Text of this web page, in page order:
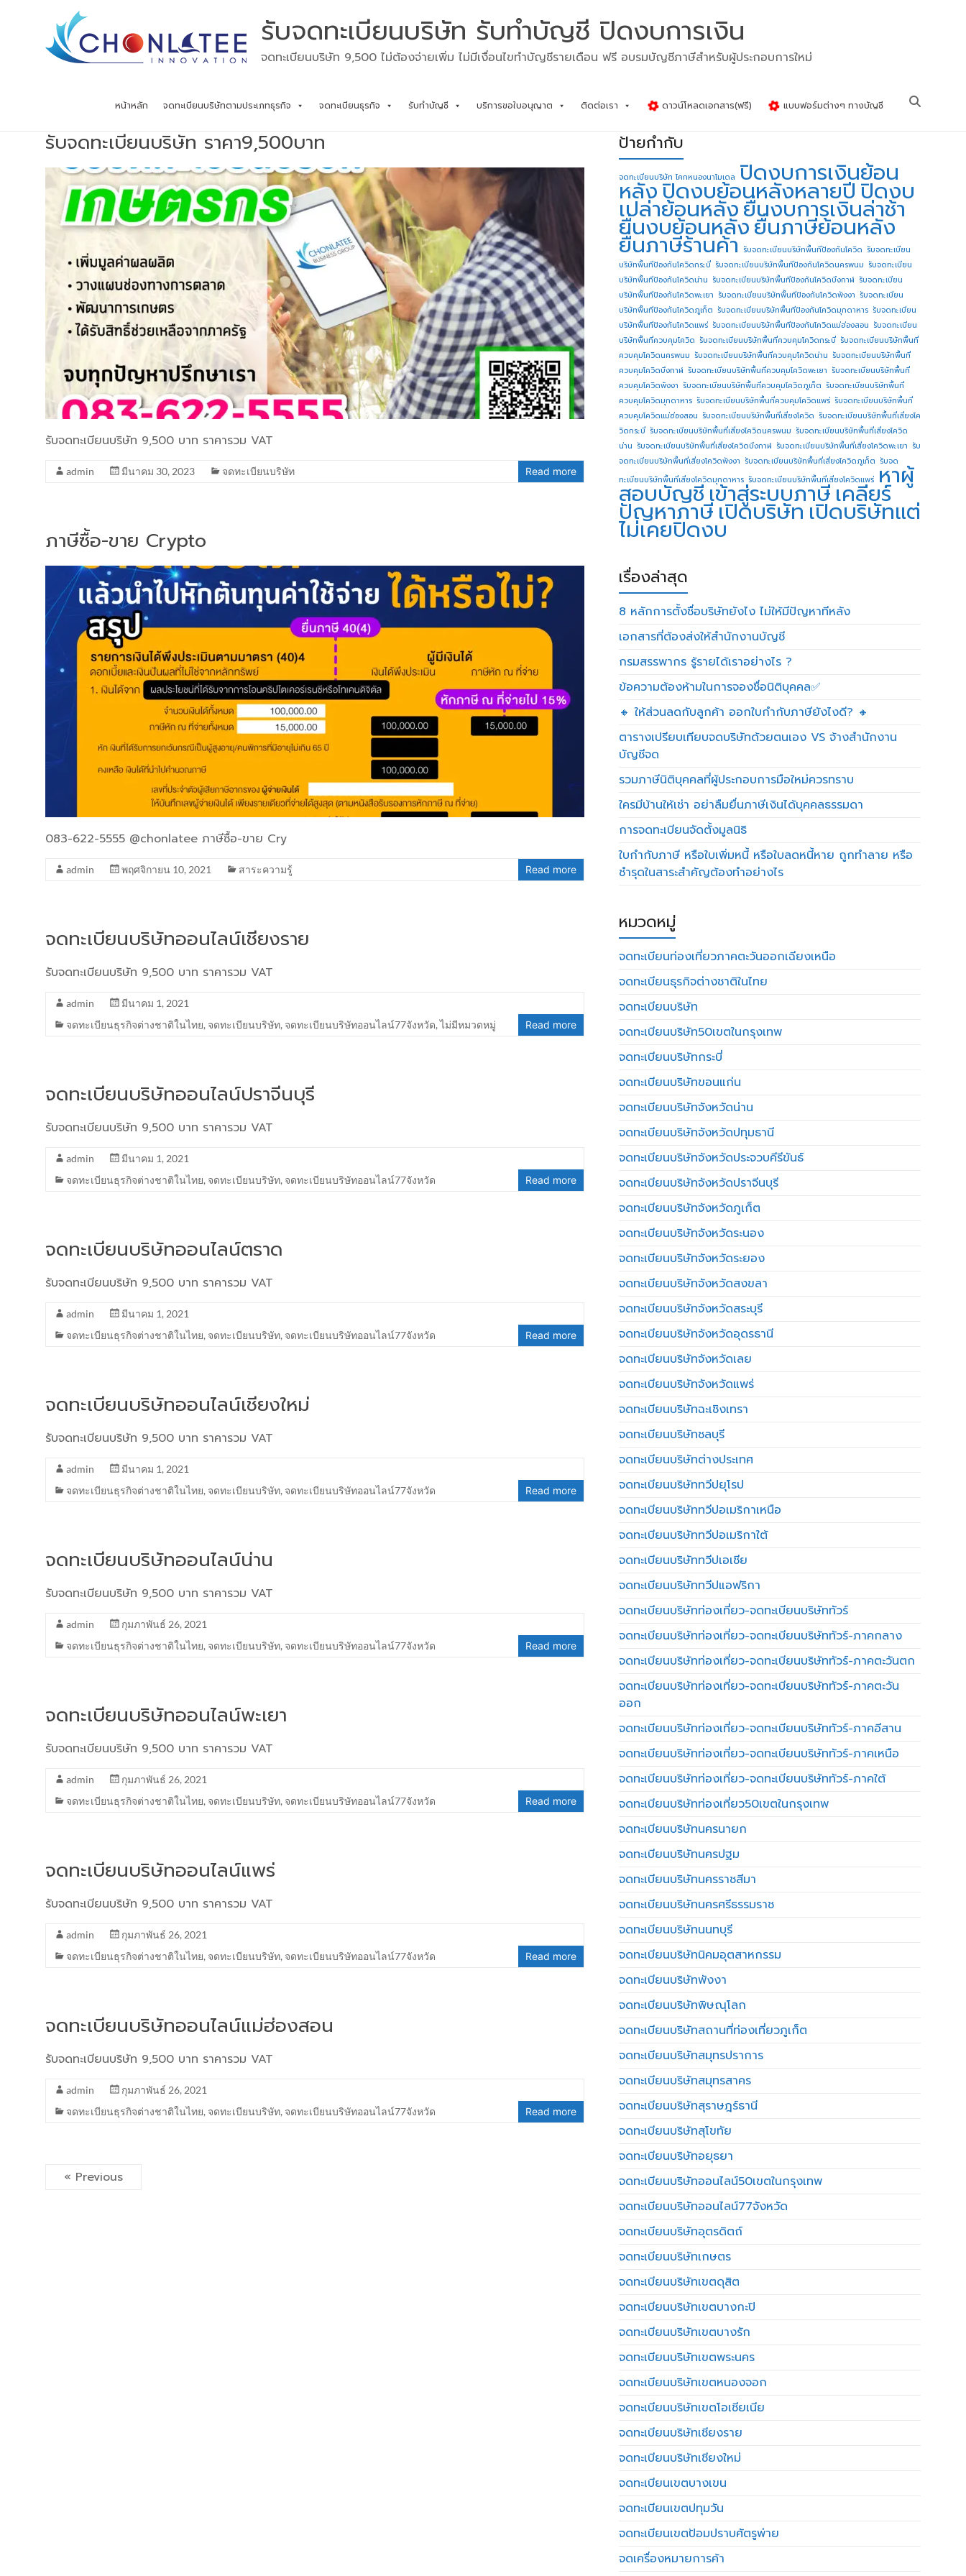
รับจดทะเบียนบริษัท รับทำบัญชี ปิดงบการเงิน
จดทะเบียนบริษัท 9,500 ไม่ต้องจ่ายเพิ่ม ไม่มีเงื่อนไขทำบัญชีรายเดือน ฟรี อบรมบัญชีภาษีสำหรับผู้ประกอบการใหม่
หน้าหลัก จดทะเบียนบริษัทตามประเภทธุรกิจ จดทะเบียนธุรกิจ รับทำบัญชี บริการขอใบอนุญาต ติดต่อเรา ดาวน์โหลดเอกสาร(ฟรี) แบบฟอร์มต่างๆ ทางบัญชี
รับจดทะเบียนบริษัท ราคา9,500บาท
รับจดทะเบียนบริษัท 9,500 บาท ราคารวม VAT
admin มีนาคม 30, 2023 จดทะเบียนบริษัท Read more
ภาษีซื้อ-ขาย Crypto
083-622-5555 @chonlatee ภาษีซื้อ-ขาย Cry
admin พฤศจิกายน 10, 2021 สาระความรู้ Read more
จดทะเบียนบริษัทออนไลน์เชียงราย
รับจดทะเบียนบริษัท 9,500 บาท ราคารวม VAT
admin
มีนาคม 1, 2021
จดทะเบียนธุรกิจต่างชาติในไทย, จดทะเบียนบริษัท, จดทะเบียนบริษัทออนไลน์77จังหวัด,ไม่มีหมวดหมู่ Read more
จดทะเบียนบริษัทออนไลน์ปราจีนบุรี
รับจดทะเบียนบริษัท 9,500 บาท ราคารวม VAT
admin
มีนาคม 1, 2021
จดทะเบียนธุรกิจต่างชาติในไทย, จดทะเบียนบริษัท, จดทะเบียนบริษัทออนไลน์77จังหวัด Read more
จดทะเบียนบริษัทออนไลน์ตราด
รับจดทะเบียนบริษัท 9,500 บาท ราคารวม VAT
admin
มีนาคม 1, 2021
จดทะเบียนธุรกิจต่างชาติในไทย, จดทะเบียนบริษัท, จดทะเบียนบริษัทออนไลน์77จังหวัด Read more
จดทะเบียนบริษัทออนไลน์เชียงใหม่
รับจดทะเบียนบริษัท 9,500 บาท ราคารวม VAT
admin
มีนาคม 1, 2021
จดทะเบียนธุรกิจต่างชาติในไทย, จดทะเบียนบริษัท, จดทะเบียนบริษัทออนไลน์77จังหวัด Read more
จดทะเบียนบริษัทออนไลน์น่าน
รับจดทะเบียนบริษัท 9,500 บาท ราคารวม VAT
admin
กุมภาพันธ์ 26, 2021
จดทะเบียนธุรกิจต่างชาติในไทย, จดทะเบียนบริษัท, จดทะเบียนบริษัทออนไลน์77จังหวัด Read more
จดทะเบียนบริษัทออนไลน์พะเยา
รับจดทะเบียนบริษัท 9,500 บาท ราคารวม VAT
admin
กุมภาพันธ์ 26, 2021
จดทะเบียนธุรกิจต่างชาติในไทย, จดทะเบียนบริษัท, จดทะเบียนบริษัทออนไลน์77จังหวัด Read more
จดทะเบียนบริษัทออนไลน์แพร่
รับจดทะเบียนบริษัท 9,500 บาท ราคารวม VAT
admin
กุมภาพันธ์ 26, 2021
จดทะเบียนธุรกิจต่างชาติในไทย, จดทะเบียนบริษัท, จดทะเบียนบริษัทออนไลน์77จังหวัด Read more
จดทะเบียนบริษัทออนไลน์แม่ฮ่องสอน
รับจดทะเบียนบริษัท 9,500 บาท ราคารวม VAT
admin
กุมภาพันธ์ 26, 2021
จดทะเบียนธุรกิจต่างชาติในไทย, จดทะเบียนบริษัท, จดทะเบียนบริษัทออนไลน์77จังหวัด Read more
« Previous
ป้ายกำกับ
จดทะเบียนบริษัท โคกหนองนาโมเดล ปิดงบการเงินย้อน
หลังปิดงบย้อนหลังหลายปี ปิดงบ
เปล่าย้อนหลังยื่นงบการเงินล่าช้า
ยื่นงบย้อนหลังยื่นภาษีย้อนหลัง
ยื่นภาษีร้านค้า รับจดทะเบียนบริษัทพื้นทีป้องกันโควิด รับจดทะเบียน
บริษัทพื้นทีป้องกันโควิดกระบี่ รับจดทะเบียนบริษัทพื้นทีป้องกันโควิดนครพนม รับจดทะเบียน
บริษัทพื้นทีป้องกันโควิดน่าน รับจดทะเบียนบริษัทพื้นทีป้องกันโควิดบึงกาฬ รับจดทะเบียน
บริษัทพื้นทีป้องกันโควิดพะเยา รับจดทะเบียนบริษัทพื้นทีป้องกันโควิดพังงา รับจดทะเบียน
บริษัทพื้นทีป้องกันโควิดภูเก็ต รับจดทะเบียนบริษัทพื้นทีป้องกันโควิดมุกดาหาร รับจดทะเบียน
บริษัทพื้นทีป้องกันโควิดแพร่ รับจดทะเบียนบริษัทพื้นทีป้องกันโควิดแม่ฮ่องสอน รับจดทะเบียน
บริษัทพื้นที่ควบคุมโควิด รับจดทะเบียนบริษัทพื้นที่ควบคุมโควิดกระบี่ รับจดทะเบียนบริษัทพื้นที่
ควบคุมโควิดนครพนม รับจดทะเบียนบริษัทพื้นที่ควบคุมโควิดน่าน รับจดทะเบียนบริษัทพื้นที่
ควบคุมโควิดบึงกาฬ รับจดทะเบียนบริษัทพื้นที่ควบคุมโควิดพะเยา รับจดทะเบียนบริษัทพื้นที่
ควบคุมโควิดพังงา รับจดทะเบียนบริษัทพื้นที่ควบคุมโควิดภูเก็ต รับจดทะเบียนบริษัทพื้นที่
ควบคุมโควิดมุกดาหาร รับจดทะเบียนบริษัทพื้นที่ควบคุมโควิดแพร่ รับจดทะเบียนบริษัทพื้นที่
ควบคุมโควิดแม่ฮ่องสอน รับจดทะเบียนบริษัทพื้นที่เสี่ยงโควิด รับจดทะเบียนบริษัทพื้นที่เสี่ยงโค
วิดกระบี่ รับจดทะเบียนบริษัทพื้นที่เสี่ยงโควิดนครพนม รับจดทะเบียนบริษัทพื้นที่เสี่ยงโควิด
น่าน รับจดทะเบียนบริษัทพื้นที่เสี่ยงโควิดบึงกาฬ รับจดทะเบียนบริษัทพื้นที่เสี่ยงโควิดพะเยา รับ
จดทะเบียนบริษัทพื้นที่เสี่ยงโควิดพังงา รับจดทะเบียนบริษัทพื้นที่เสี่ยงโควิดภูเก็ต รับจด
ทะเบียนบริษัทพื้นที่เสี่ยงโควิดมุกดาหาร รับจดทะเบียนบริษัทพื้นที่เสี่ยงโควิดแพร่ หาผู้
สอบบัญชี เข้าสู่ระบบภาษี เคลียร์
ปัญหาภาษีเปิดบริษัทเปิดบริษัทแต่
ไม่เคยปิดงบ
เรื่องล่าสุด
8 หลักการตั้งชื่อบริษัทยังไง ไม่ให้มีปัญหาทีหลัง
เอกสารที่ต้องส่งให้สำนักงานบัญชี
กรมสรรพากร รู้รายได้เราอย่างไร ?
ข้อความต้องห้ามในการจองชื่อนิติบุคคล✅
🔸 ให้ส่วนลดกับลูกค้า ออกใบกำกับภาษียังไงดี? 🔸
ตารางเปรียบเทียบจดบริษัทด้วยตนเอง VS จ้างสำนักงาน
บัญชีจด
รวมภาษีนิติบุคคลที่ผู้ประกอบการมือใหม่ควรทราบ
ใครมีบ้านให้เช่า อย่าลืมยื่นภาษีเงินได้บุคคลธรรมดา
การจดทะเบียนจัดตั้งมูลนิธิ
ใบกำกับภาษี หรือใบเพิ่มหนี้ หรือใบลดหนี้หาย ถูกทำลาย หรือ
ชำรุดในสาระสำคัญต้องทำอย่างไร
หมวดหมู่
จดทะเบียนท่องเที่ยวภาคตะวันออกเฉียงเหนือ
จดทะเบียนธุรกิจต่างชาติในไทย
จดทะเบียนบริษัท
จดทะเบียนบริษัท50เขตในกรุงเทพ
จดทะเบียนบริษัทกระบี่
จดทะเบียนบริษัทขอนแก่น
จดทะเบียนบริษัทจังหวัดน่าน
จดทะเบียนบริษัทจังหวัดปทุมธานี
จดทะเบียนบริษัทจังหวัดประจวบคีรีขันธ์
จดทะเบียนบริษัทจังหวัดปราจีนบุรี
จดทะเบียนบริษัทจังหวัดภูเก็ต
จดทะเบียนบริษัทจังหวัดระนอง
จดทะเบียนบริษัทจังหวัดระยอง
จดทะเบียนบริษัทจังหวัดสงขลา
จดทะเบียนบริษัทจังหวัดสระบุรี
จดทะเบียนบริษัทจังหวัดอุดรธานี
จดทะเบียนบริษัทจังหวัดเลย
จดทะเบียนบริษัทจังหวัดแพร่
จดทะเบียนบริษัทฉะเชิงเทรา
จดทะเบียนบริษัทชลบุรี
จดทะเบียนบริษัทต่างประเทศ
จดทะเบียนบริษัททวีปยุโรป
จดทะเบียนบริษัททวีปอเมริกาเหนือ
จดทะเบียนบริษัททวีปอเมริกาใต้
จดทะเบียนบริษัททวีปเอเชีย
จดทะเบียนบริษัททวีปแอฟริกา
จดทะเบียนบริษัทท่องเที่ยว-จดทะเบียนบริษัททัวร์
จดทะเบียนบริษัทท่องเที่ยว-จดทะเบียนบริษัททัวร์-ภาคกลาง
จดทะเบียนบริษัทท่องเที่ยว-จดทะเบียนบริษัททัวร์-ภาคตะวันตก
จดทะเบียนบริษัทท่องเที่ยว-จดทะเบียนบริษัททัวร์-ภาคตะวัน
ออก
จดทะเบียนบริษัทท่องเที่ยว-จดทะเบียนบริษัททัวร์-ภาคอีสาน
จดทะเบียนบริษัทท่องเที่ยว-จดทะเบียนบริษัททัวร์-ภาคเหนือ
จดทะเบียนบริษัทท่องเที่ยว-จดทะเบียนบริษัททัวร์-ภาคใต้
จดทะเบียนบริษัทท่องเที่ยว50เขตในกรุงเทพ
จดทะเบียนบริษัทนครนายก
จดทะเบียนบริษัทนครปฐม
จดทะเบียนบริษัทนครราชสีมา
จดทะเบียนบริษัทนครศรีธรรมราช
จดทะเบียนบริษัทนนทบุรี
จดทะเบียนบริษัทนิคมอุตสาหกรรม
จดทะเบียนบริษัทพังงา
จดทะเบียนบริษัทพิษณุโลก
จดทะเบียนบริษัทสถานที่ท่องเที่ยวภูเก็ต
จดทะเบียนบริษัทสมุทรปราการ
จดทะเบียนบริษัทสมุทรสาคร
จดทะเบียนบริษัทสุราษฎร์ธานี
จดทะเบียนบริษัทสุโขทัย
จดทะเบียนบริษัทอยุธยา
จดทะเบียนบริษัทออนไลน์50เขตในกรุงเทพ
จดทะเบียนบริษัทออนไลน์77จังหวัด
จดทะเบียนบริษัทอุตรดิตถ์
จดทะเบียนบริษัทเกษตร
จดทะเบียนบริษัทเขตดุสิต
จดทะเบียนบริษัทเขตบางกะปิ
จดทะเบียนบริษัทเขตบางรัก
จดทะเบียนบริษัทเขตพระนคร
จดทะเบียนบริษัทเขตหนองจอก
จดทะเบียนบริษัทเขตโอเชียเนีย
จดทะเบียนบริษัทเชียงราย
จดทะเบียนบริษัทเชียงใหม่
จดทะเบียนเขตบางเขน
จดทะเบียนเขตปทุมวัน
จดทะเบียนเขตป้อมปราบศัตรูพ่าย
จดเครื่องหมายการค้า